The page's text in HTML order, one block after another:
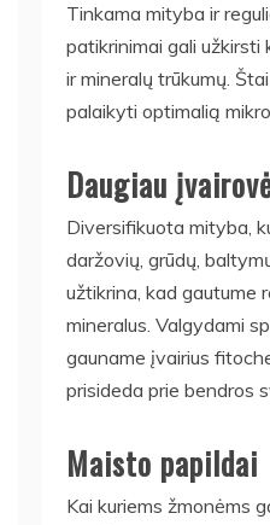
Tinkama mityba ir
patikrinimai gali užkirsti
ir mineralų trūkumų.
palaikyti optimalią
Daugiau
Diversifikuota mityba,
daržovių, grūdų,
užtikrina, kad gautume
mineralus. Valgydami
gauname įvairius
prisideda prie bendros
Maisto papildai
Kai kuriems žmonėms